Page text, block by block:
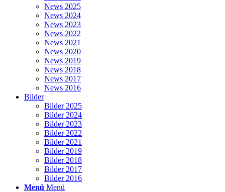
News 2025
News 2024
News 2023
News 2022
News 2021
News 2020
News 2019
News 2018
News 2017
News 2016
Bilder
Bilder 2025
Bilder 2024
Bilder 2023
Bilder 2022
Bilder 2021
Bilder 2019
Bilder 2018
Bilder 2017
Bilder 2016
Menü Menü